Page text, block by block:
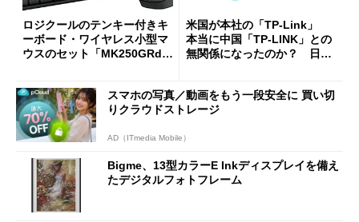
ロジクールのテンキー付きキ
ーボード・ワイヤレス小型マ
ウスのセット「MK250GRd」
米国が本社の「TP-Link」
本当に中国「TP-LINK」との
無関係になったのか？ 日本
スマホの写真／動画をもう一段安全に 買い切
りクラウドストレージ
AD（ITmedia Mobile）
Bigme、13型カラーE Inkディスプレイを備え
たデジタルフォトフレーム